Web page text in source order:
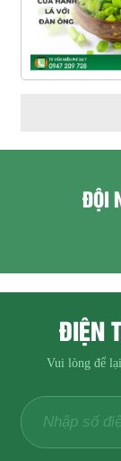
ĐỘI
ĐIỆN
Vui lòng để